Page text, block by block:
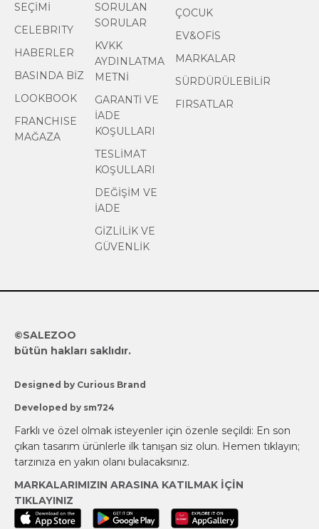
SEÇİMİ
CELEBRITY
HABERLER
BASINDA BİZ
LOOKBOOK
FRANCHISE
MAĞAZA
SORULAN
SORULAR
KVKK
AYDINLATMA
METNİ
GARANTİ VE
İADE
KOŞULLARI
TESLİMAT
KOŞULLARI
DEĞİŞİM VE
İADE
GİZLİLİK VE
GÜVENLİK
ÇOCUK
EV&OFİS
MARKALAR
SÜRDÜRÜLEBİLİR
FIRSATLAR
©SALEZOO
bütün hakları saklıdır.
Designed by Curious Brand
Developed by sm724
Farklı ve özel olmak isteyenler için özenle seçildi: En son
çıkan tasarım ürünlerle ilk tanışan siz olun. Hemen tıklayın;
tarzınıza en yakın olanı bulacaksınız.
MARKALARIMIZIN ARASINA KATILMAK İÇİN
TIKLAYINIZ